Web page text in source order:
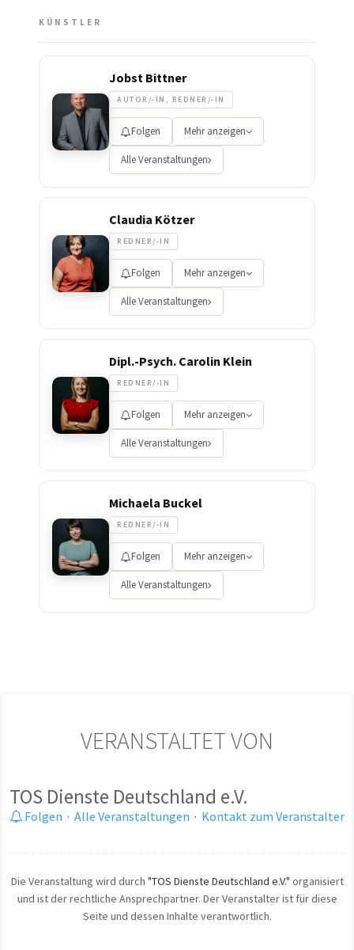
KÜNSTLER
Jobst Bittner
AUTOR/-IN, REDNER/-IN
Folgen Mehr anzeigen
Alle Veranstaltungen
Claudia Kötzer
REDNER/-IN
Folgen Mehr anzeigen
Alle Veranstaltungen
Dipl.-Psych. Carolin Klein
REDNER/-IN
Folgen Mehr anzeigen
Alle Veranstaltungen
Michaela Buckel
REDNER/-IN
Folgen Mehr anzeigen
Alle Veranstaltungen
VERANSTALTET VON
TOS Dienste Deutschland e.V.
Folgen · Alle Veranstaltungen · Kontakt zum Veranstalter
Die Veranstaltung wird durch "TOS Dienste Deutschland e.V." organisiert
und ist der rechtliche Ansprechpartner. Der Veranstalter ist für diese
Seite und dessen Inhalte verantwortlich.